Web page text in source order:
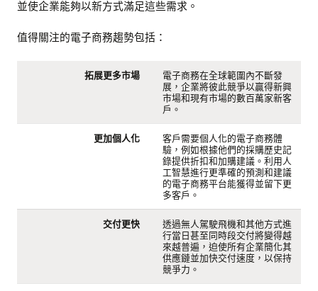
並使企業能夠以新方式滿足這些需求。
值得關注的電子商務趨勢包括：
拓展更多市場
電子商務在全球範圍內不斷發
展，企業將彼此競爭以贏得新興
市場和現有市場的數百萬家新客
戶。
更加個人化
客戶需要個人化的電子商務體
驗，例如根據他們的採購歷史記
錄提供折扣和加購建議。利用人
工智慧進行更準確的預測和建議
的電子商務平台能獲得並留下更
多客戶。
交付更快
透過無人駕駛飛機和其他方式進
行當日甚至同時段交付將變得越
來越普遍，迫使所有企業簡化其
供應鏈並加快交付速度，以保持
競爭力。